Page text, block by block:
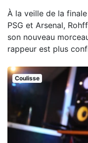
À la veille de la
PSG et Arsenal,
son nouveau
rappeur est plus
Coulisse